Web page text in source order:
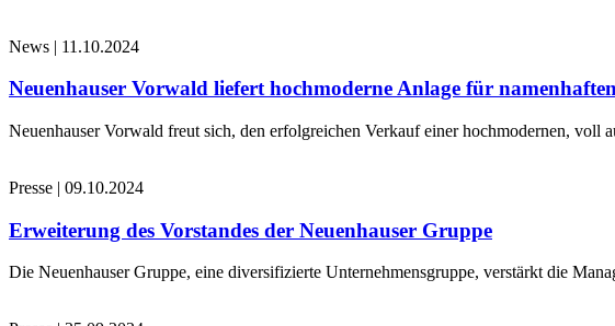
News | 11.10.2024
Neuenhauser Vorwald liefert hochmoderne Anlage für
Neuenhauser Vorwald freut sich, den erfolgreichen Verkauf einer hochmodernen, voll
Presse | 09.10.2024
Erweiterung des Vorstandes der Neuenhauser Gruppe
Die Neuenhauser Gruppe, eine diversifizierte Unternehmensgruppe, verstärkt die